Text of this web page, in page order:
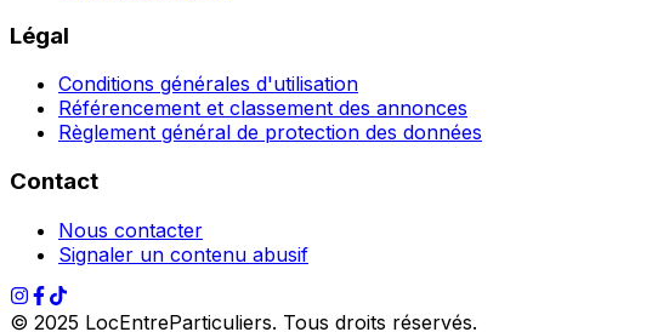
Légal
Conditions générales d'utilisation
Référencement et classement des annonces
Règlement général de protection des données
Contact
Nous contacter
Signaler un contenu abusif
© 2025 LocEntreParticuliers. Tous droits réservés.